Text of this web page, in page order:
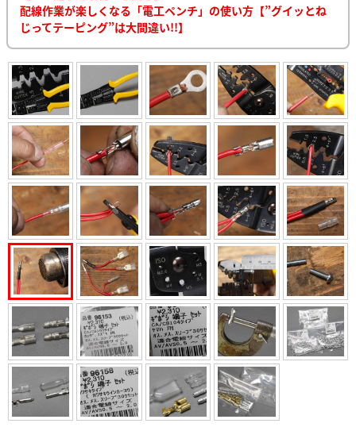
配線作業が楽しくなる「電工ペンチ」の使い方【”グイッとね
じってテーピング”は大間違い!!】